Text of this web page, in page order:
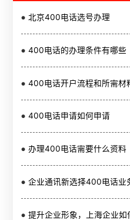
北京400电话选号办理
400电话的办理条件有哪些
400电话开户流程和所需材
400电话申请如何申请
办理400电话需要什么资料
企业通讯新选择400电话业
提升企业形象，上海企业